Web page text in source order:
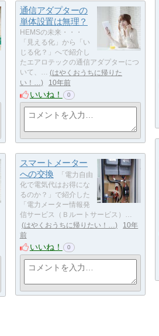
通信アダプターの
単体設置は無理？
HEMSの未来・・・
「見える化」から「い
じる化？」へで紹介し
たエアロテックの通信アダプターにつ
いて、…
はやくおうちに帰りた
い！…
10年前
いいね！ 0
スマートメーター
への交換
「電力自由
化で電気代はお得にな
るのか？」で紹介した
「電力メーター情報発
信サービス（Ｂルートサービス）…
はやくおうちに帰りたい！…
10年
前
いいね！ 0